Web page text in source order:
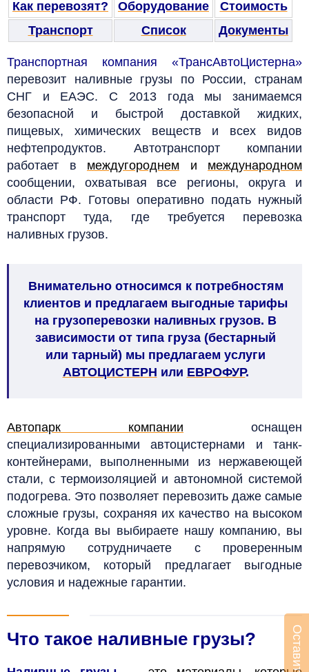
Как перевозят?
Оборудование
Стоимость
Транспорт
Список Документы
Транспортная компания «ТрансАвтоЦистерна»
перевозит наливные грузы по России, странам
СНГ и ЕАЭС. С 2013 года мы занимаемся
безопасной и быстрой доставкой жидких,
пищевых, химических веществ и всех видов
нефтепродуктов. Автотранспорт компании
работает в междугороднем и международном
сообщении, охватывая все регионы, округа и
области РФ. Готовы оперативно подать нужный
транспорт туда, где требуется перевозка
наливных грузов.
Внимательно относимся к потребностям
клиентов и предлагаем выгодные тарифы
на грузоперевозки наливных грузов. В
зависимости от типа груза (бестарный
или тарный) мы предлагаем услуги
АВТОЦИСТЕРН или ЕВРОФУР.
Автопарк компании оснащен
специализированными автоцистернами и танк-
контейнерами, выполненными из нержавеющей
стали, с термоизоляцией и автономной системой
подогрева. Это позволяет перевозить даже самые
сложные грузы, сохраняя их качество на высоком
уровне. Когда вы выбираете нашу компанию, вы
напрямую сотрудничаете с проверенным
перевозчиком, который предлагает выгодные
условия и надежные гарантии.
Что такое наливные грузы?